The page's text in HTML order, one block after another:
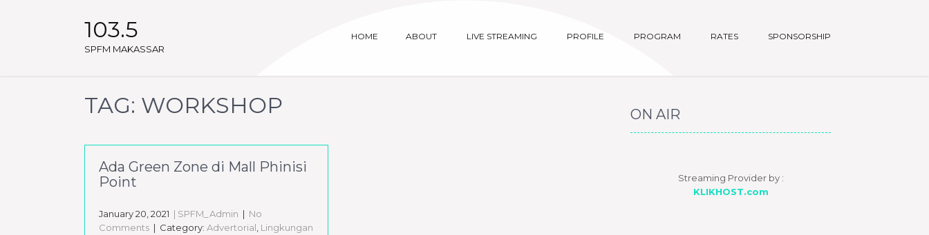
103.5
SPFM MAKASSAR
HOME ABOUT LIVE STREAMING PROFILE PROGRAM RATES SPONSORSHIP
TAG: WORKSHOP
Ada Green Zone di Mall Phinisi
Point
January 20, 2021 | SPFM_Admin | No
Comments | Category: Advertorial Lingkungan
ON AIR
Streaming Provider by :
KLIKHOST.com